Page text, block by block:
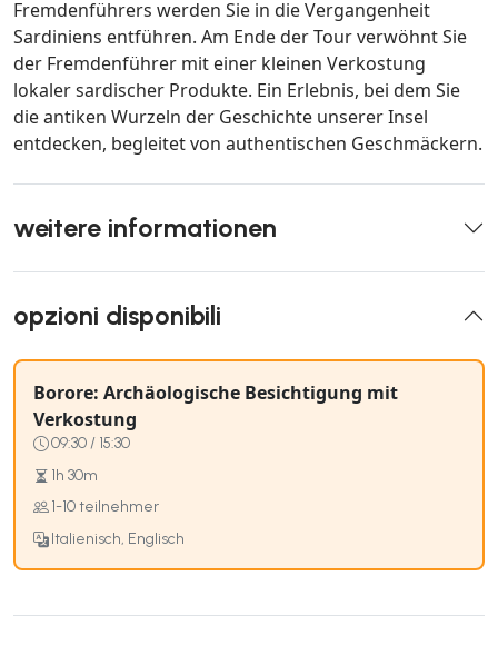
Fremdenführers werden Sie in die Vergangenheit
Sardiniens entführen. Am Ende der Tour verwöhnt Sie
der Fremdenführer mit einer kleinen Verkostung
lokaler sardischer Produkte. Ein Erlebnis, bei dem Sie
die antiken Wurzeln der Geschichte unserer Insel
entdecken, begleitet von authentischen Geschmäckern.
weitere informationen
opzioni disponibili
Borore: Archäologische Besichtigung mit
Verkostung
09:30 / 15:30
1h 30m
1-10 teilnehmer
Italienisch, Englisch